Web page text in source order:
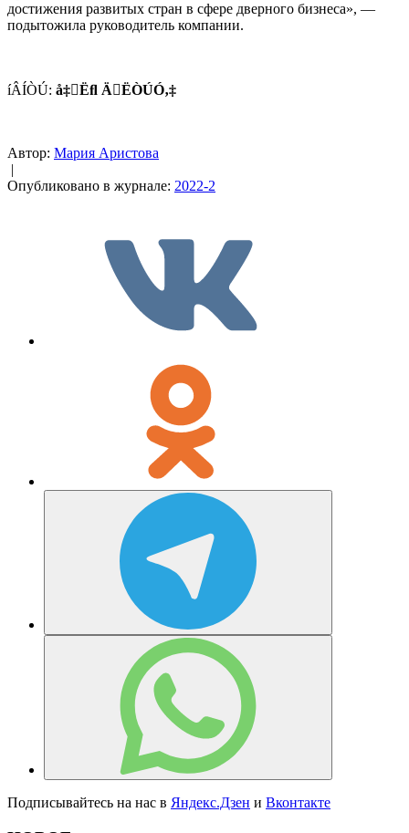
достижения развитых стран в сфере дверного бизнеса», —
подытожила руководитель компании.
íÂÍÒÚ: å‡Ëﬂ ÄËÒÚÓ‚‡
Автор: Мария Аристова
|
Опубликовано в журнале: 2022-2
Подписывайтесь на нас в Яндекс.Дзен и Вконтакте